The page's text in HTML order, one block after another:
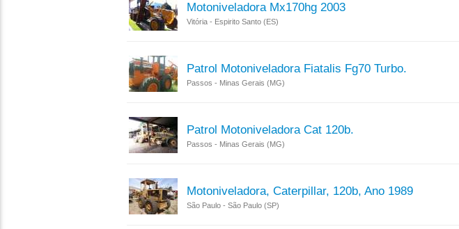
Motoniveladora Mx170hg 2003
Vitória - Espirito Santo (ES)
Patrol Motoniveladora Fiatalis Fg70 Turbo.
Passos - Minas Gerais (MG)
Patrol Motoniveladora Cat 120b.
Passos - Minas Gerais (MG)
Motoniveladora, Caterpillar, 120b, Ano 1989
São Paulo - São Paulo (SP)